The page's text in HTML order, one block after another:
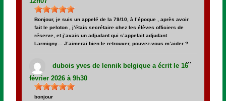
Bonjour, je suis un appelé de la 79/10, à l’époque , après avoir
fait le peloton , j’étais secrétaire chez les élèves officiers de
réserve, et j’avais un adjudant qui s’appelait adjudant
Larmigny… J’aimerai bien le retrouver, pouvez-vous m’aider ?
dubois yvesde lennik belgique a écrit le 16
février 2026 à 9h30
bonjour
...cette